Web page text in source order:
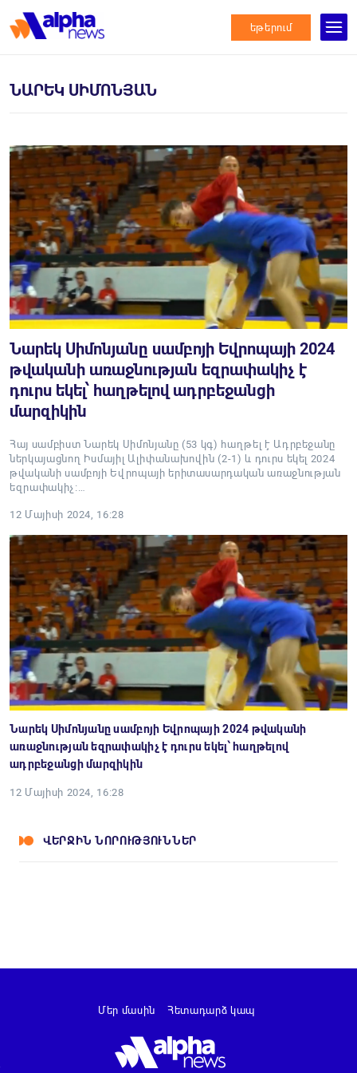
եթերում
ՆԱՐԵԿ ՍԻՄՈՆՅԱՆ
Նարեկ Սիմոնյանը սամբոյի Եվրոպայի 2024
թվականի առաջնության եզրափակիչ է
դուրս եկել՝ հաղթելով ադրբեջանցի
մարզիկին
Հայ սամբիստ Նարեկ Սիմոնյանը (53 կգ) հաղթել է Ադրբեջանը
ներկայացնող Իսմայիլ Ալիփանախովին (2-1) և դուրս եկել 2024
թվականի սամբոյի Եվրոպայի երիտասարդական առաջնության
եզրափակիչ։…
12 Մայիսի 2024, 16:28
Նարեկ Սիմոնյանը սամբոյի Եվրոպայի 2024 թվականի
առաջնության եզրափակիչ է դուրս եկել՝ հաղթելով
ադրբեջանցի մարզիկին
12 Մայիսի 2024, 16:28
ՎԵՐՋԻՆ ՆՈՐՈՒԹՅՈՒՆՆԵՐ
Մեր մասին Հետադարձ կապ